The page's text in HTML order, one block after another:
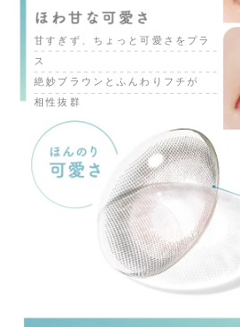
甘すぎず、ちょっと可愛さをプラ
ス
絶妙ブラウンとふんわりフチが
相性抜群